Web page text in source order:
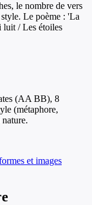
le nombre de vers
Le poème : 'La
luit / Les étoiles
(AA BB), 8
(métaphore,
et images